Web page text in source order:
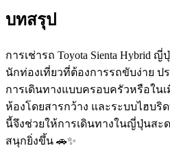
บทสรุป
การเช่ารถ Toyota Sienta Hybrid
นักท่องเที่ยวที่ต้องการรถขับง่าย
การเดินทางแบบครอบครัวหรือใน
ห้องโดยสารกว้าง และระบบไฮบ
นี้จึงช่วยให้การเดินทางในญี่ปุ่นสะ
สนุกยิ่งขึ้น 🚗✨